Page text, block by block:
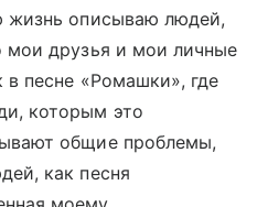
жизнь описываю людей,
мои друзья и мои личные
песне «Ромашки», где
которым это
общие проблемы,
как песня